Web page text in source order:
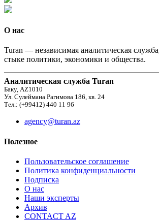
О нас
Turan — независимая аналитическая
стыке политики, экономики и общества.
Аналитическая служба Turan
Баку, AZ1010
Ул. Сулеймана Рагимова 186, кв. 24
Тел.: (+99412) 440 11 96
agency@turan.az
Полезное
Пользовательское соглашение
Политика конфиденциальности
Подписка
О нас
Наши эксперты
Архив
CONTACT AZ